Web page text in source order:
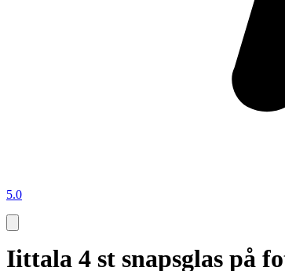
5.0
Iittala 4 st snapsglas på